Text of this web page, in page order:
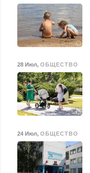
28 Июл, ОБЩЕСТВО
24 Июл, ОБЩЕСТВО